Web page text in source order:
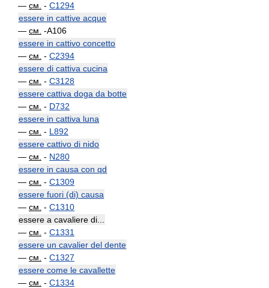
— см. - C1294
essere in cattive acque
— см. -A106
essere in cattivo concetto
— см. - C2394
essere di cattiva cucina
— см. - C3128
essere cattiva doga da botte
— см. - D732
essere in cattiva luna
— см. - L892
essere cattivo di nido
— см. - N280
essere in causa con qd
— см. - C1309
essere fuori (di) causa
— см. - C1310
essere a cavaliere di...
— см. - C1331
essere un cavalier del dente
— см. - C1327
essere come le cavallette
— см. - C1334